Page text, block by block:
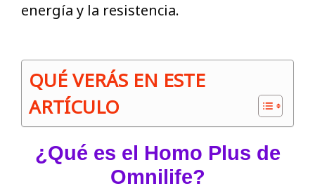
energía y la resistencia.
QUÉ VERÁS EN ESTE
ARTÍCULO
¿Qué es el Homo Plus de
Omnilife?